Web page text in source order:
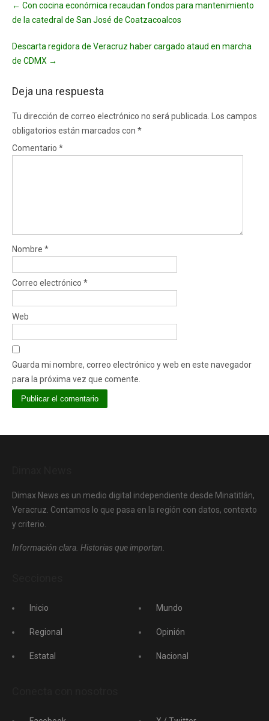
navigation
← Con cocina económica recaudan fondos para mantenimiento
de la catedral de San José de Coatzacoalcos
Descarta regidora de Veracruz haber cargado ataud en marcha
de CDMX →
Deja una respuesta
Tu dirección de correo electrónico no será publicada.
Los campos
obligatorios están marcados con *
Comentario *
Nombre *
Correo electrónico *
Web
Guarda mi nombre, correo electrónico y web en este navegador
para la próxima vez que comente.
Dimax News es un medio digital independiente desde Minatitlán,
Veracruz. Contamos lo que pasa en la región con datos, contexto
y criterio.
Información clara. Historias que importan.
Inicio
Regional
Estatal
Mundo
Opinión
Nacional